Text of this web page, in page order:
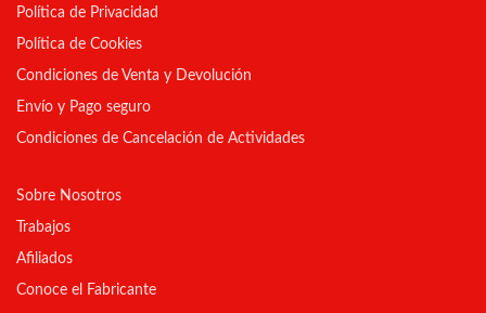
Política de Privacidad
Política de Cookies
Condiciones de Venta y Devolución
Envío y Pago seguro
Condiciones de Cancelación de Actividades
Sobre Nosotros
Trabajos
Afiliados
Conoce el Fabricante